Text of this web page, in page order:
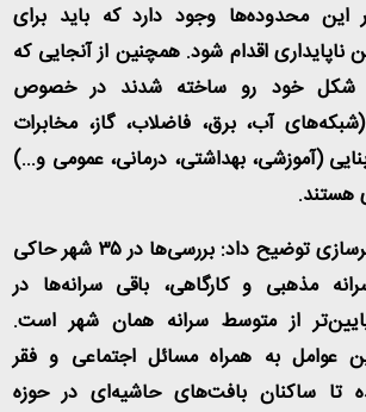
این محدوده‌ها وجود دارد که باید برای
ناپایداری اقدام شود. همچنین از آنجایی که
شکل خود رو ساخته شدند در خصوص
(شبکه‌های آب، برق، فاضلاب، گاز، مخابرات
(آموزشی، بهداشتی، درمانی، عمومی و...)
هستند.
معاون وزیر راه و شهرسازی توضیح داد: بررسی‌ها در ۳۵ شهر حاکی
مذهبی و کارگاهی، باقی سرانه‌ها در
از متوسط سرانه همان شهر است.
عوامل به همراه مسائل اجتماعی و فقر
ساکنان بافت‌های حاشیه‌ای در حوزه